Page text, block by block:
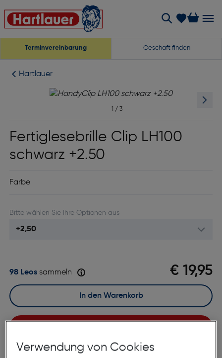
Terminvereinbarung Geschäft finden
Hartlauer
1 / 3
Fertiglesebrille Clip LH100
schwarz +2.50
Farbe
Bitte wählen Sie Ihre Optionen aus
€ 19,95
98 Leossammeln
In den Warenkorb
merken
Verwendung von Cookies